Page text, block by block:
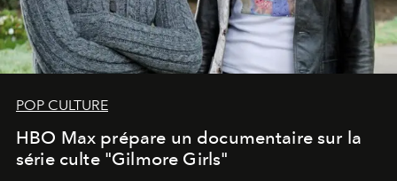
POP CULTURE
HBO Max prépare un documentaire sur la
série culte "Gilmore Girls"